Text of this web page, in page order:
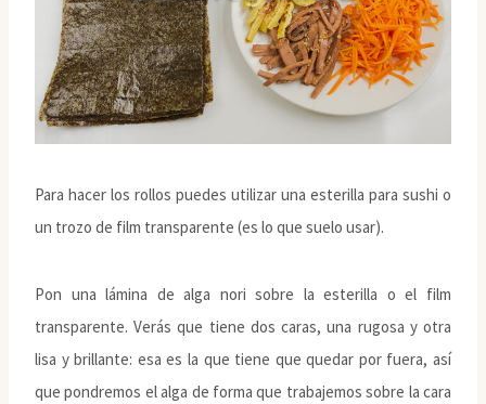
Para hacer los rollos puedes utilizar una esterilla para sushi o
un trozo de film transparente (es lo que suelo usar).
Pon una lámina de alga nori sobre la esterilla o el film
transparente. Verás que tiene dos caras, una rugosa y otra
lisa y brillante: esa es la que tiene que quedar por fuera, así
que pondremos el alga de forma que trabajemos sobre la cara